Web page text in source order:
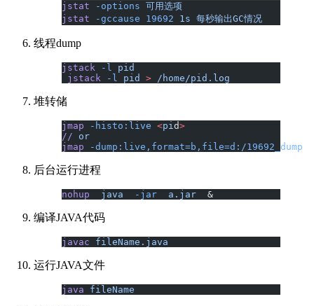
jstat -options 可用选项
jstat -gccause 19692 1s 每秒输出GC情况
线程dump
jstack -l pid
jstack -l pid > /home/pid.log
堆转储
jmap -histo:live <pid>
// or
jmap -dump:live,format=b,file=d:/19692_dump
后台运行进程
nohup
  java
  -jar
  a.jar
  &
编译JAVA代码
javac fileName.java
运行JAVA文件
java fileName